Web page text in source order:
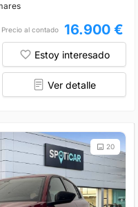
Precio al contado 16.900 €
Estoy interesado
Ver detalle
20